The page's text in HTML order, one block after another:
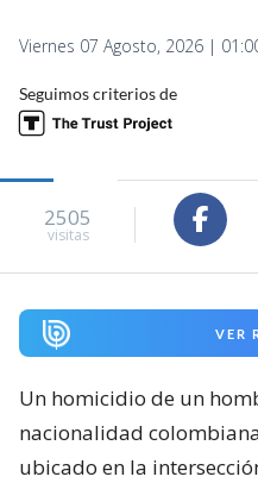
Viernes 07 Agosto, 2026 |
Seguimos criterios de
2505
visitas
VER
Un homicidio de un
nacionalidad
ubicado en la